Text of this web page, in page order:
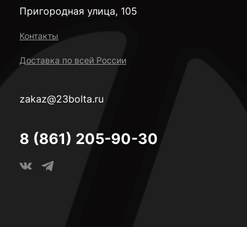
Пригородная улица, 105
Контакты
Доставка по всей России
zakaz@23bolta.ru
8 (861) 205-90-30